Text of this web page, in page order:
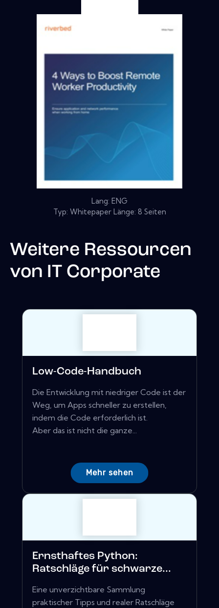
Lang: ENG
Typ: Whitepaper Länge: 8 Seiten
Weitere Ressourcen
von IT Corporate
Low-Code-Handbuch
Die Entwicklung mit niedriger Code ist der
Weg, um Apps schneller zu erstellen,
indem die Code erforderlich ist.
Aber das ist nicht die ganze...
Mehr sehen
Ernsthaftes Python:
Ratschläge für schwarze...
Eine unverzichtbare Sammlung
praktischer Tipps und realer Ratschläge